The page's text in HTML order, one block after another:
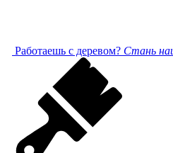
Работаешь с деревом? Стань